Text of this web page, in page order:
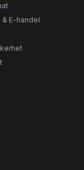
E-handel